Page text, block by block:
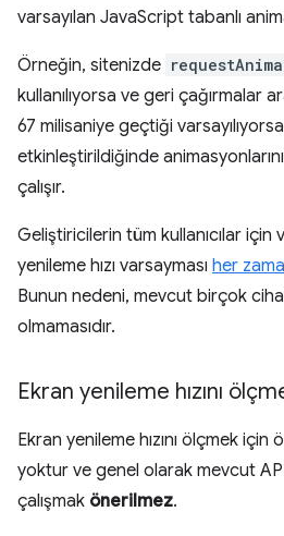
varsayılan JavaScript tabanlı
Örneğin, sitenizde
kullanılıyorsa ve geri çağırmalar
67 milisaniye geçtiği
etkinleştirildiğinde
çalışır.
Geliştiricilerin tüm kullanıcılar için
yenileme hızı varsayması her
Bunun nedeni, mevcut birçok
olmamasıdır.
Ekran yenileme hızını
Ekran yenileme hızını ölçmek için
yoktur ve genel olarak mevcut
çalışmak önerilmez.